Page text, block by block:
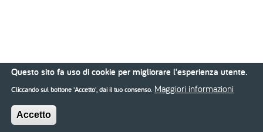
Questo sito fa uso di cookie per migliorare l'esperienza utente.
Cliccando sul bottone 'Accetto', dai il tuo consenso. Maggiori informazioni
Accetto